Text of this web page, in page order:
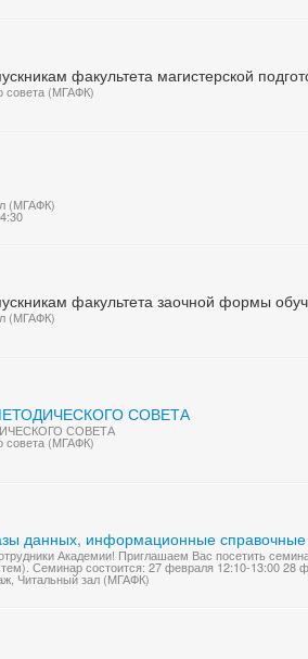
факультета магистерской
совета (МГАФК)
(МГАФК)
факультета заочной формы
(МГАФК)
СОВЕТА
СОВЕТА
совета (МГАФК)
данных, информационные справочные
Академии! Приглашаем Вас посетить
Семинар состоится: 27 февраля 12:10-13:00 28
Читальный зал (МГАФК)